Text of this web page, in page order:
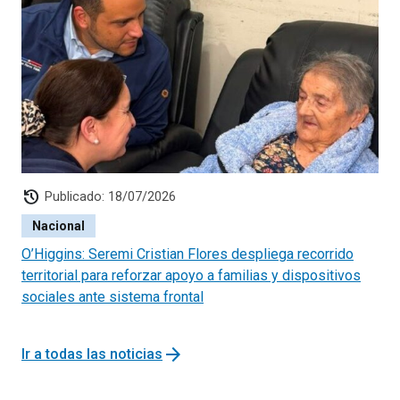
telefónica. Esto dependerá además de las restricciones
sanitarias que existan en cada territorio en ese momento.
Se definirá en diciembre de 2020.
history Publicado: 18/07/2026
Nacional
O’Higgins: Seremi Cristian Flores despliega recorrido
territorial para reforzar apoyo a familias y dispositivos
sociales ante sistema frontal
Ir a todas las noticias arrow_forward